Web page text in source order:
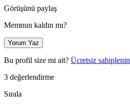
Görüşünü paylaş
Memnun kaldın mı?
Yorum Yaz
Bu profil size mi ait? Ücretsiz sahiplenin
3 değerlendirme
Sırala